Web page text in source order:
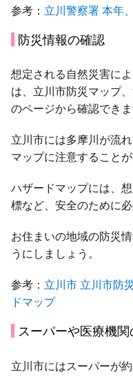
参考： 立川警察署 本年
防災情報の確認
想定される自然災害に
は、立川市防災マップ
のページから確認できま
立川市には多摩川が流
マップに注意することが
ハザードマップには、
標など、安全のために
お住まいの地域の防災
うにしましょう。
参考： 立川市 立川市防
ドマップ
スーパーや医療機関
立川市にはスーパーが約